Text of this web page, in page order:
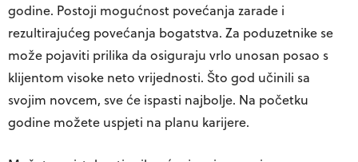
godine. Postoji mogućnost povećanja zarade i
rezultirajućeg povećanja bogatstva. Za poduzetnike se
može pojaviti prilika da osiguraju vrlo unosan posao s
klijentom visoke neto vrijednosti. Što god učinili sa
svojim novcem, sve će ispasti najbolje. Na početku
godine možete uspjeti na planu karijere.